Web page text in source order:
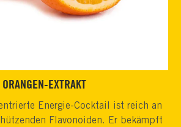
ORANGEN-EXTRAKT
Energie-Cocktail ist reich an
Flavonoiden. Er bekämpft